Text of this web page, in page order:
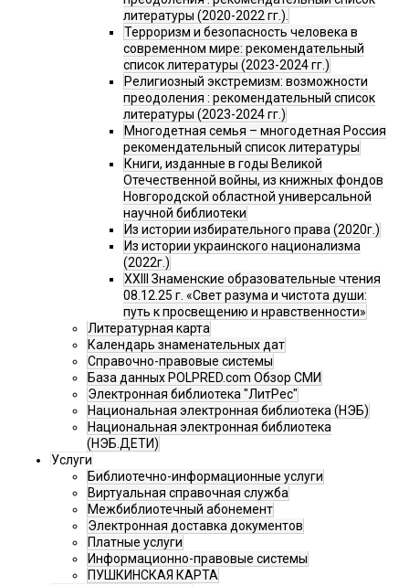
литературы (2020-2022 гг.).
Терроризм и безопасность человека в
современном мире: рекомендательный
список литературы (2023-2024 гг.)
Религиозный экстремизм: возможности
преодоления : рекомендательный список
литературы (2023-2024 гг.)
Многодетная семья – многодетная Россия
рекомендательный список литературы
Книги, изданные в годы Великой
Отечественной войны, из книжных фондов
Новгородской областной универсальной
научной библиотеки
Из истории избирательного права (2020г.)
Из истории украинского национализма
(2022г.)
XXIII Знаменские образовательные чтения
08.12.25 г. «Свет разума и чистота души:
путь к просвещению и нравственности»
Литературная карта
Календарь знаменательных дат
Справочно-правовые системы
База данных POLPRED.com Обзор СМИ
Электронная библиотека "ЛитРес"
Национальная электронная библиотека (НЭБ)
Национальная электронная библиотека
(НЭБ.ДЕТИ)
Услуги
Библиотечно-информационные услуги
Виртуальная справочная служба
Межбиблиотечный абонемент
Электронная доставка документов
Платные услуги
Информационно-правовые системы
ПУШКИНСКАЯ КАРТА